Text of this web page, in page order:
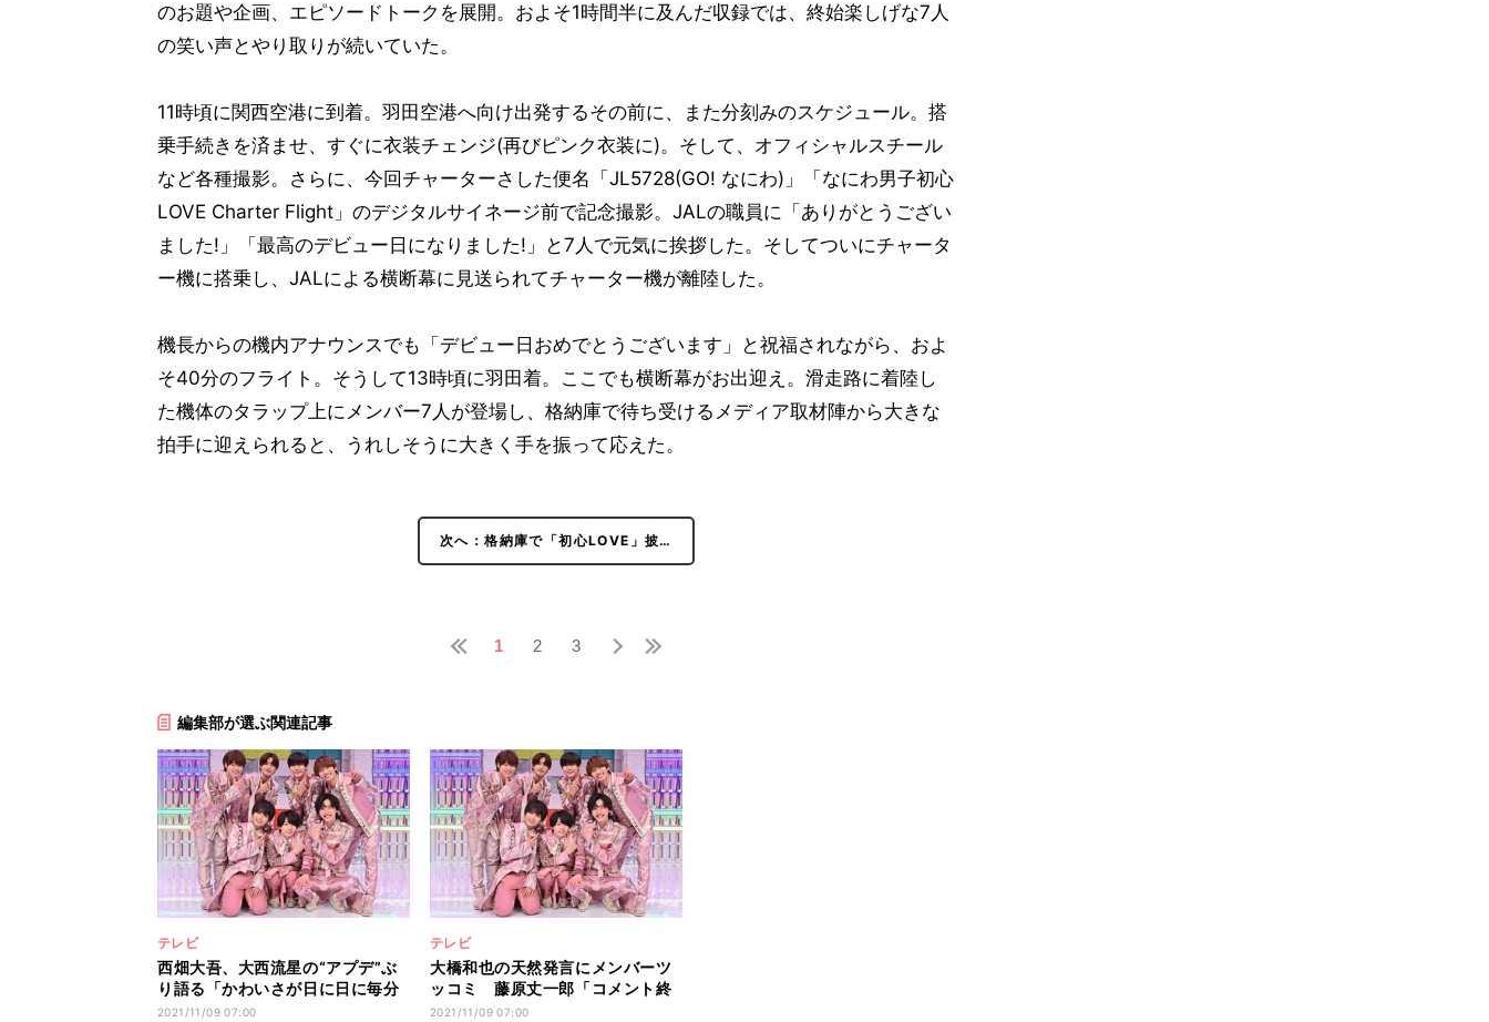
のお題や企画、エピソードトークを展開。およそ1時間半に及んだ収録では、終始楽しげな7人
の笑い声とやり取りが続いていた。
11時頃に関西空港に到着。羽田空港へ向け出発するその前に、また分刻みのスケジュール。搭
乗手続きを済ませ、すぐに衣装チェンジ(再びピンク衣装に)。そして、オフィシャルスチール
など各種撮影。さらに、今回チャーターさした便名「JL5728(GO! なにわ)」「なにわ男子初心
LOVE Charter Flight」のデジタルサイネージ前で記念撮影。JALの職員に「ありがとうござい
ました!」「最高のデビュー日になりました!」と7人で元気に挨拶した。そしてついにチャータ
ー機に搭乗し、JALによる横断幕に見送られてチャーター機が離陸した。
機長からの機内アナウンスでも「デビュー日おめでとうございます」と祝福されながら、およ
そ40分のフライト。そうして13時頃に羽田着。ここでも横断幕がお出迎え。滑走路に着陸し
た機体のタラップ上にメンバー7人が登場し、格納庫で待ち受けるメディア取材陣から大きな
拍手に迎えられると、うれしそうに大きく手を振って応えた。
次へ：格納庫で「初心LOVE」披…
1 2 3
編集部が選ぶ関連記事
テレビ
西畑大吾、大西流星の“アプデ”ぶ
り語る「かわいさが日に日に毎分
毎秒…」
2021/11/09 07:00
テレビ
大橋和也の天然発言にメンバーツ
ッコミ 藤原丈一郎「コメント終
わりで笑いが…」
2021/11/09 07:00